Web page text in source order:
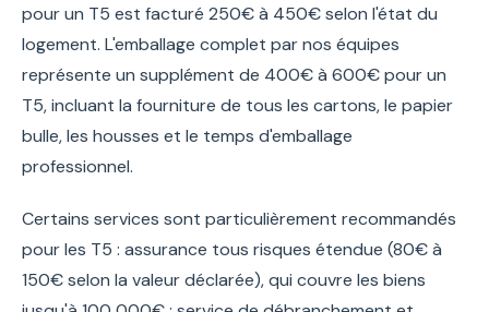
pour un T5 est facturé 250€ à 450€ selon l'état du
logement. L'emballage complet par nos équipes
représente un supplément de 400€ à 600€ pour un
T5, incluant la fourniture de tous les cartons, le papier
bulle, les housses et le temps d'emballage
professionnel.
Certains services sont particulièrement recommandés
pour les T5 : assurance tous risques étendue (80€ à
150€ selon la valeur déclarée), qui couvre les biens